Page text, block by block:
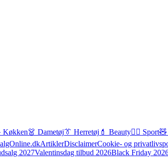
Køkken👗 Dametøj👔 Herretøj 💄 Beauty🏃‍♂️ Sport
ArtiklerDisclaimerCookie- og
2027Valentinsdag tilbud 2026Black Friday